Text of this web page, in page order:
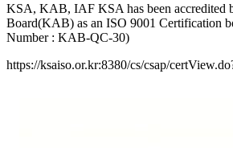
KSA, KAB, IAF KSA has been accredited
Board(KAB) as an ISO 9001 Certification
Number : KAB-QC-30)
https://ksaiso.or.kr:8380/cs/csap/